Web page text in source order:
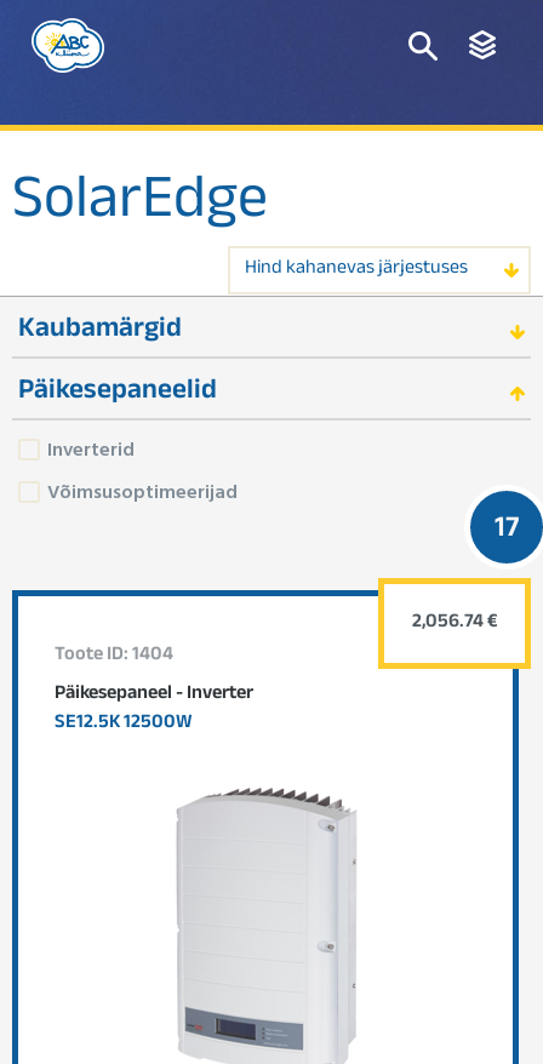
SolarEdge
Hind kahanevas järjestuses
Kaubamärgid
Päikesepaneelid
Inverterid
Võimsusoptimeerijad
17
Toote ID: 1404
Päikesepaneel - Inverter
SE12.5K 12500W
2,056.74 €